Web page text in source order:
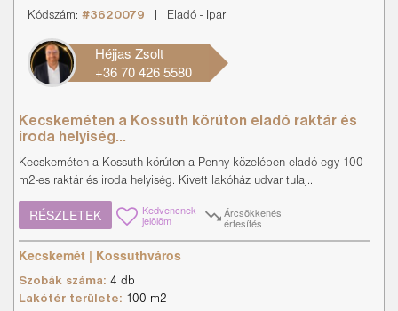
Kódszám: #3620079 Eladó - Ipari
Héjjas Zsolt
+36 70 426 5580
Kecskeméten a Kossuth körúton eladó raktár és
iroda helyiség...
Kecskeméten a Kossuth körúton a Penny közelében eladó egy 100
m2-es raktár és iroda helyiség. Kivett lakóház udvar tulaj...
RÉSZLETEK Kedvencnek
jelölöm
Árcsökkenés
értesítés
Kecskemét | Kossuthváros
Szobák száma: 4 db
Lakótér területe:
100 m2